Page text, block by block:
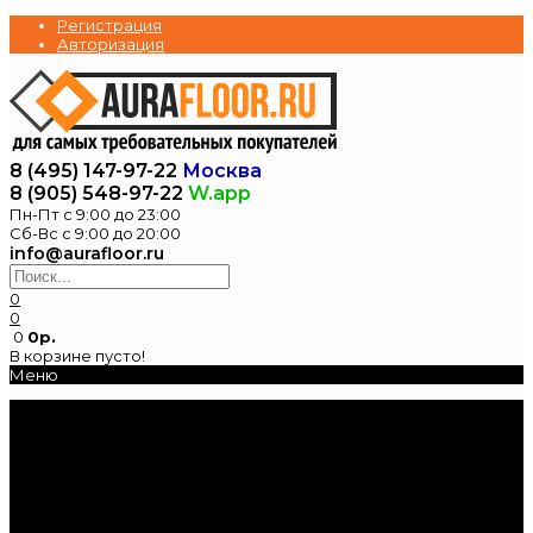
Регистрация
Авторизация
8 (495) 147-97-22 Москва
8 (905) 548-97-22 W.app
Пн-Пт с 9:00 до 23:00
Сб-Вс с 9:00 до 20:00
info@aurafloor.ru
0
0
0 0р.
В корзине пусто!
Меню